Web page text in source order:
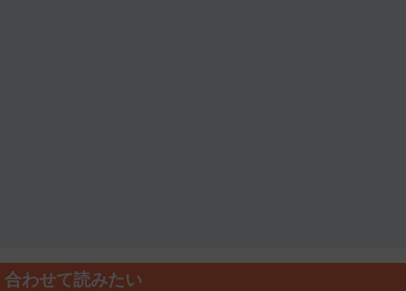
合わせて読みたい